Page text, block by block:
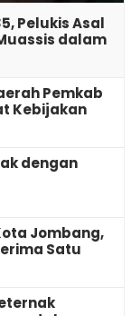
Pelukis Asal
dalam
Pemkab
Kebijakan
dengan
Jombang,
Satu